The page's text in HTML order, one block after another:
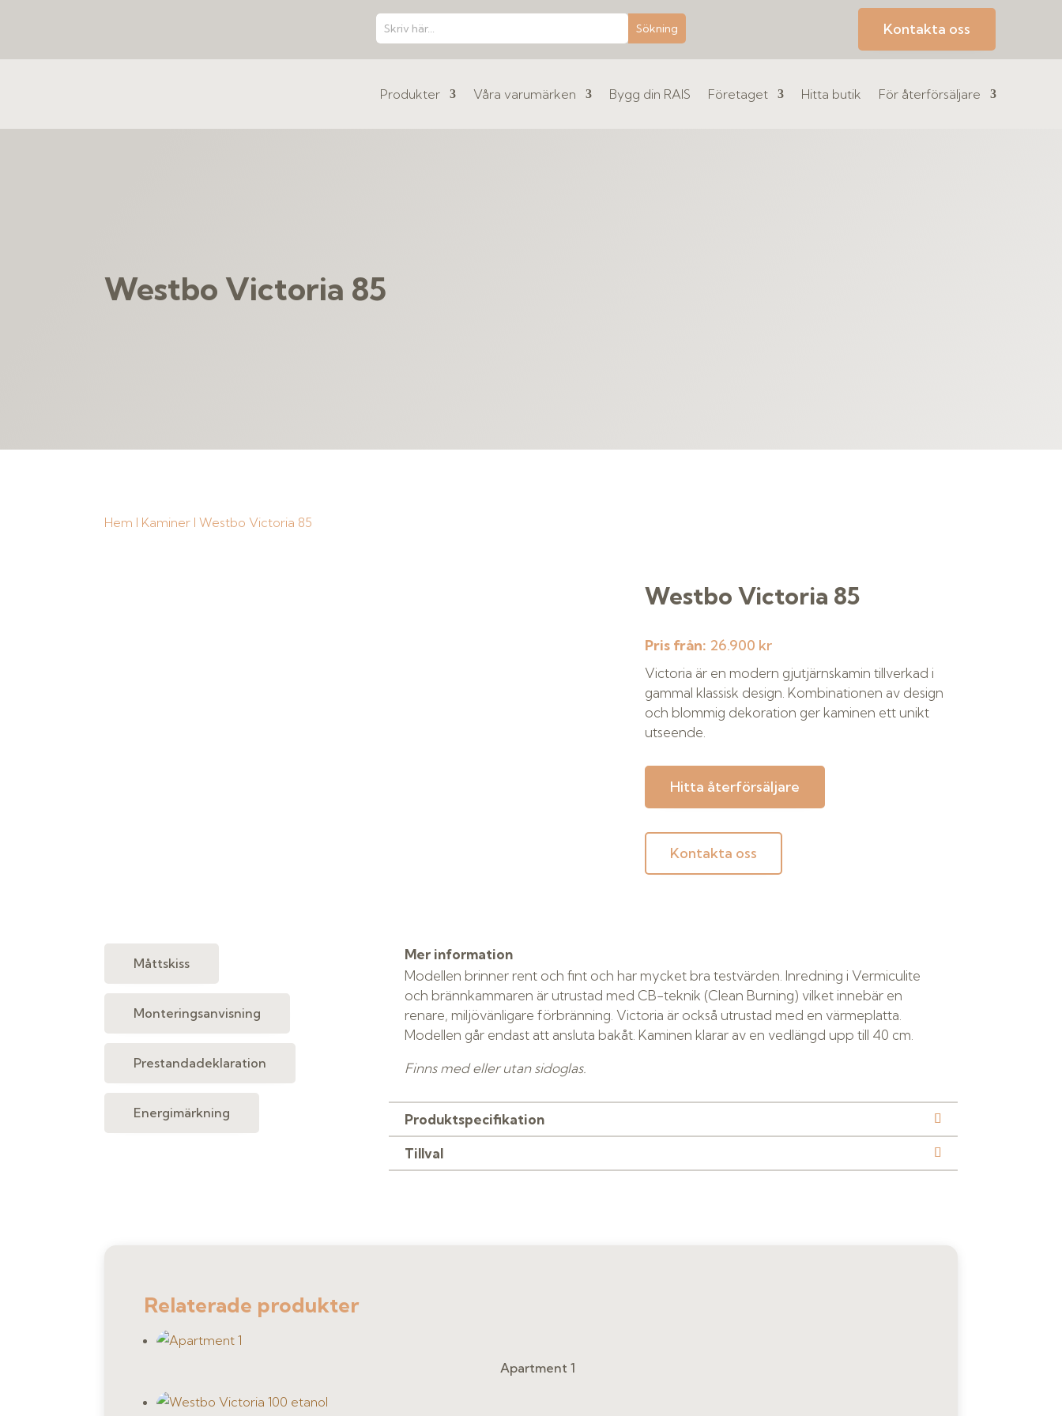
Kontakta oss
Produkter Våra varumärken Bygg din RAIS Företaget Hitta butik För återförsäljare
Westbo Victoria 85
Hem I Kaminer I Westbo Victoria 85
Westbo Victoria 85
Pris från: 26.900 kr
Victoria är en modern gjutjärnskamin tillverkad i
gammal klassisk design. Kombinationen av design
och blommig dekoration ger kaminen ett unikt
utseende.
Hitta återförsäljare
Kontakta oss
Måttskiss
Monteringsanvisning
Prestandadeklaration
Energimärkning
Mer information
Modellen brinner rent och fint och har mycket bra testvärden. Inredning i Vermiculite
och brännkammaren är utrustad med CB-teknik (Clean Burning) vilket innebär en
renare, miljövänligare förbränning. Victoria är också utrustad med en värmeplatta.
Modellen går endast att ansluta bakåt. Kaminen klarar av en vedlängd upp till 40 cm.
Finns med eller utan sidoglas.
Produktspecifikation
Tillval
Relaterade produkter
Apartment 1